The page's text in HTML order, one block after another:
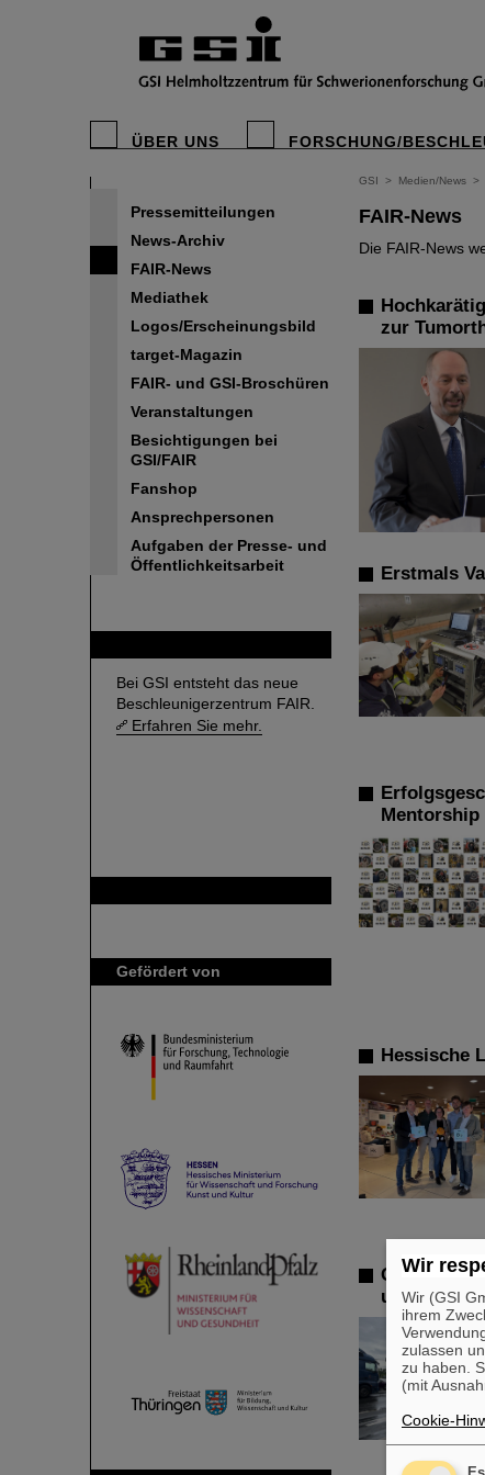
ÜBER UNS FORSCHUNG/
Pressemitteilungen
News-Archiv
FAIR-News
Mediathek
Logos/Erscheinungsbild
target-Magazin
FAIR- und GSI-Broschüren
Veranstaltungen
Besichtigungen bei
GSI/FAIR
Fanshop
Ansprechpersonen
Aufgaben der Presse- und
Öffentlichkeitsarbeit
Bei GSI entsteht das neue
Beschleunigerzentrum FAIR.
Erfahren Sie mehr.
Gefördert von
GSI > Medien/News >
FAIR-News
Die FAIR-News
zur
Erstmals
Mentorship
Hessische
GSI/FAIR
und der
Wir
Wir (GSI
ihrem
zulassen
zu haben.
(mit
Cookie-